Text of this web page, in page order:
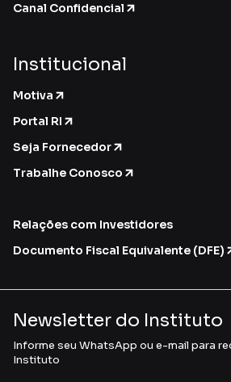
Canal Confidencial
Institucional
Motiva
Portal RI
Seja Fornecedor
Trabalhe Conosco
Relações com Investidores
Documento Fiscal Equivalente (DFE)
Newsletter do Instituto
Informe seu WhatsApp ou e-mail para
Instituto